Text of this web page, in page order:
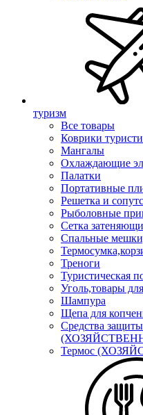
туризм
Все товары
Коврики
Мангалы
Охлаждающие
Палатки
Портативные
Решетка и
Рыболовные
Сетка
Спальные
Треноги
Туристическая
Уголь,товары
Шампура
Щепа для
Средства
Термос